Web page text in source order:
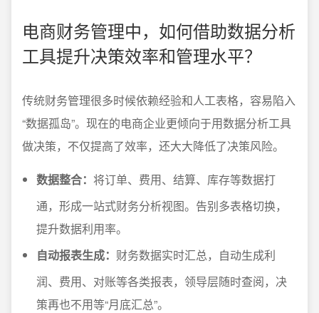
电商财务管理中，如何借助数据分析
工具提升决策效率和管理水平？
传统财务管理很多时候依赖经验和人工表格，容易陷入
“数据孤岛”。现在的电商企业更倾向于用数据分析工具
做决策，不仅提高了效率，还大大降低了决策风险。
数据整合： 将订单、费用、结算、库存等数据打
通，形成一站式财务分析视图。告别多表格切换，
提升数据利用率。
自动报表生成： 财务数据实时汇总，自动生成利
润、费用、对账等各类报表，领导层随时查阅，决
策再也不用等“月底汇总”。